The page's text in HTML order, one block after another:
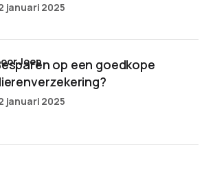
januari 2025
op een goedkope
door Joep
januari 2025